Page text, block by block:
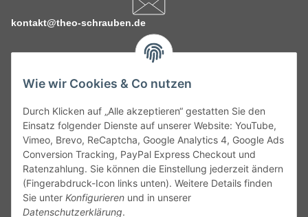
Wie wir Cookies & Co nutzen
Durch Klicken auf „Alle akzeptieren“ gestatten Sie den
Einsatz folgender Dienste auf unserer Website: YouTube,
Vimeo, Brevo, ReCaptcha, Google Analytics 4, Google Ads
Conversion Tracking, PayPal Express Checkout und
Ratenzahlung. Sie können die Einstellung jederzeit ändern
(Fingerabdruck-Icon links unten). Weitere Details finden
Sie unter Konfigurieren und in unserer
Datenschutzerklärung.
kontakt@theo-schrauben.de
Service
Gesetzliche Informationen
Alle technischen Angaben ohne Gewähr. Irrtümer und fehlerhafte
Angaben vorbehalten. Wenn Sie Datenblätter oder spezielle